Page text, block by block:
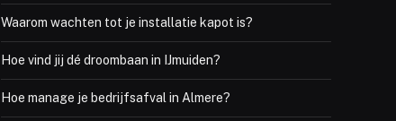
Waarom wachten tot je installatie kapot is?
Hoe vind jij dé droombaan in IJmuiden?
Hoe manage je bedrijfsafval in Almere?